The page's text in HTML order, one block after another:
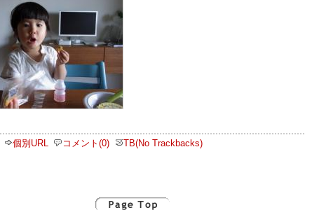
個別URL コメント(0) TB(No Trackbacks)